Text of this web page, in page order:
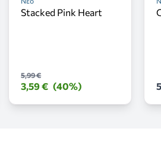
Stacked Pink Heart
5,99 €
3,59 € (40%)